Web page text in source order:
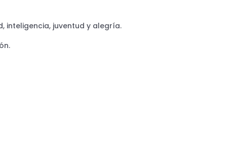
inteligencia, juventud y alegría.